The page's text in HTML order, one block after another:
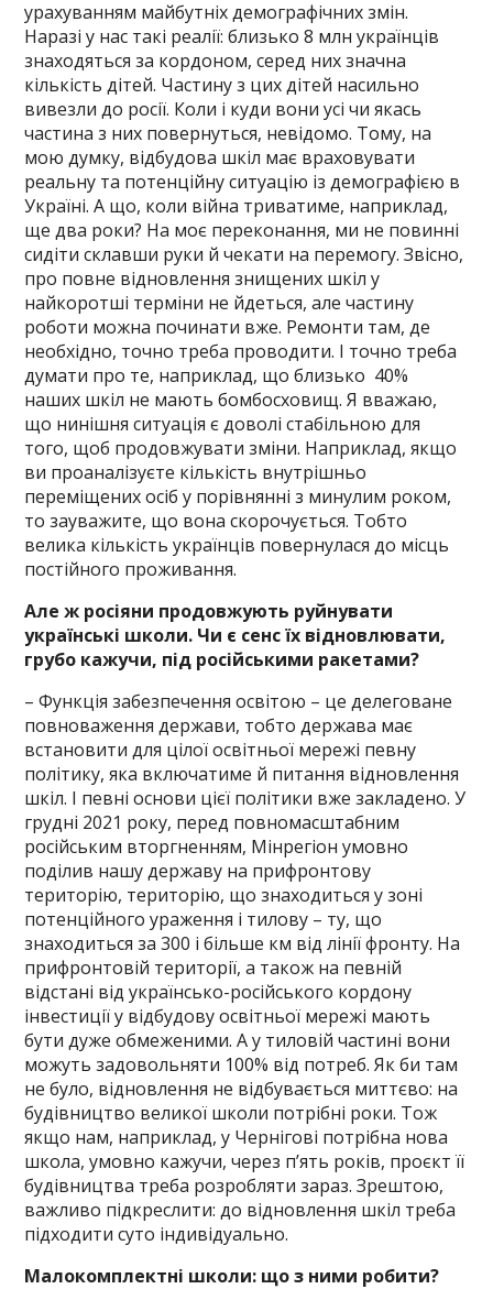
урахуванням майбутніх демографічних змін.
Наразі у нас такі реалії: близько 8 млн українців
знаходяться за кордоном, серед них значна
кількість дітей. Частину з цих дітей насильно
вивезли до росії. Коли і куди вони усі чи якась
частина з них повернуться, невідомо. Тому, на
мою думку, відбудова шкіл має враховувати
реальну та потенційну ситуацію із демографією в
Україні. А що, коли війна триватиме, наприклад,
ще два роки? На моє переконання, ми не повинні
сидіти склавши руки й чекати на перемогу. Звісно,
про повне відновлення знищених шкіл у
найкоротші терміни не йдеться, але частину
роботи можна починати вже. Ремонти там, де
необхідно, точно треба проводити. І точно треба
думати про те, наприклад, що близько 40%
наших шкіл не мають бомбосховищ. Я вважаю,
що нинішня ситуація є доволі стабільною для
того, щоб продовжувати зміни. Наприклад, якщо
ви проаналізуєте кількість внутрішньо
переміщених осіб у порівнянні з минулим роком,
то зауважите, що вона скорочується. Тобто
велика кількість українців повернулася до місць
постійного проживання.
Але ж росіяни продовжують руйнувати
українські школи. Чи є сенс їх відновлювати,
грубо кажучи, під російськими ракетами?
– Функція забезпечення освітою – це делеговане
повноваження держави, тобто держава має
встановити для цілої освітньої мережі певну
політику, яка включатиме й питання відновлення
шкіл. І певні основи цієї політики вже закладено. У
грудні 2021 року, перед повномасштабним
російським вторгненням, Мінрегіон умовно
поділив нашу державу на прифронтову
територію, територію, що знаходиться у зоні
потенційного ураження і тилову – ту, що
знаходиться за 300 і більше км від лінії фронту. На
прифронтовій території, а також на певній
відстані від українсько-російського кордону
інвестиції у відбудову освітньої мережі мають
бути дуже обмеженими. А у тиловій частині вони
можуть задовольняти 100% від потреб. Як би там
не було, відновлення не відбувається миттєво: на
будівництво великої школи потрібні роки. Тож
якщо нам, наприклад, у Чернігові потрібна нова
школа, умовно кажучи, через п’ять років, проєкт її
будівництва треба розробляти зараз. Зрештою,
важливо підкреслити: до відновлення шкіл треба
підходити суто індивідуально.
Малокомплектні школи: що з ними робити?